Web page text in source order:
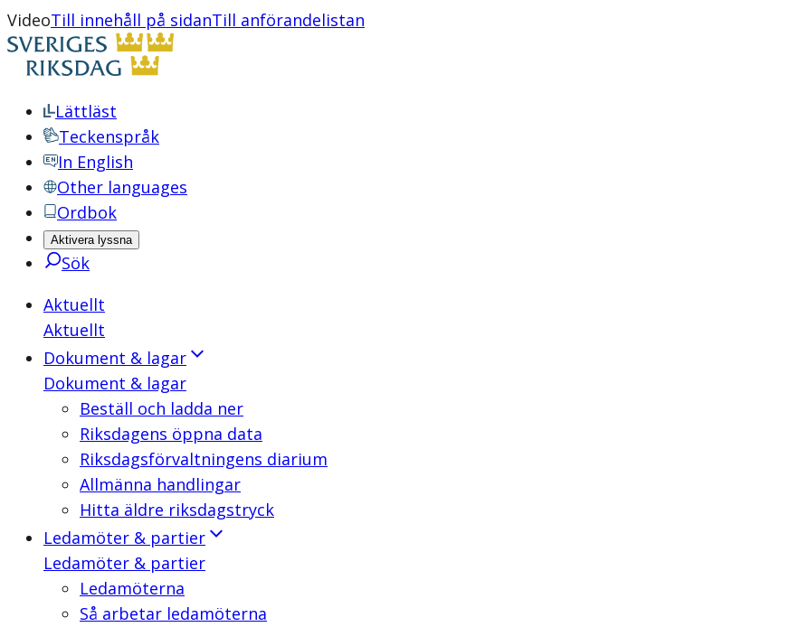
VideoTill innehåll på sidanTill anförandelistan
Lättläst
Teckenspråk
In English
Other languages
Ordbok
Aktivera lyssna
Sök
Aktuellt
Aktuellt
Dokument & lagar
Dokument & lagar
Beställ och ladda ner
Riksdagens öppna data
Riksdagsförvaltningens diarium
Allmänna handlingar
Hitta äldre riksdagstryck
Ledamöter & partier
Ledamöter & partier
Ledamöterna
Så arbetar ledamöterna